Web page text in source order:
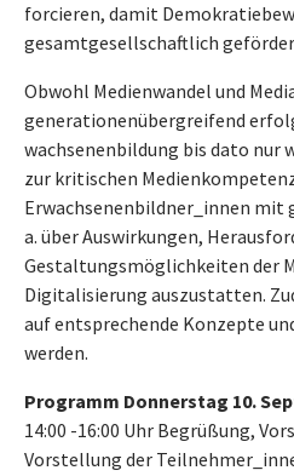
forcieren, damit
gesamtgesellschaftlich
Obwohl Medienwandel und
generationenübergreifend
wachsenenbildung bis dato nur
zur kritischen
Erwachsenenbildner_innen mit
a. über Auswirkungen,
Gestaltungsmöglichkeiten der
Digitalisierung auszustatten.
auf entsprechende Konzepte
werden.
Programm Donnerstag 10.
14:00 -16:00 Uhr Begrüßung,
Vorstellung der